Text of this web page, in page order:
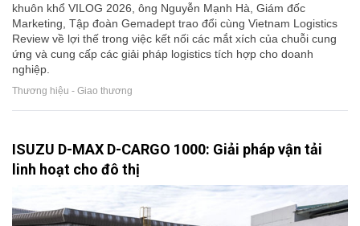
khuôn khổ VILOG 2026, ông Nguyễn Mạnh Hà, Giám đốc
Marketing, Tập đoàn Gemadept trao đổi cùng Vietnam Logistics
Review về lợi thế trong việc kết nối các mắt xích của chuỗi cung
ứng và cung cấp các giải pháp logistics tích hợp cho doanh
nghiệp.
Thương hiệu - Giao thương
ISUZU D-MAX D-CARGO 1000: Giải pháp vận tải
linh hoạt cho đô thị